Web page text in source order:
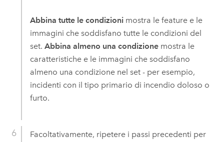
Abbina tutte le condizionimostra le feature e le
immagini che soddisfano tutte le condizioni del
set. Abbina almeno una condizionemostra le
caratteristiche e le immagini che soddisfano
almeno una condizione nel set - per esempio,
incidenti con il tipo primario di incendio doloso o
furto.
Facoltativamente, ripetere i passi precedenti per